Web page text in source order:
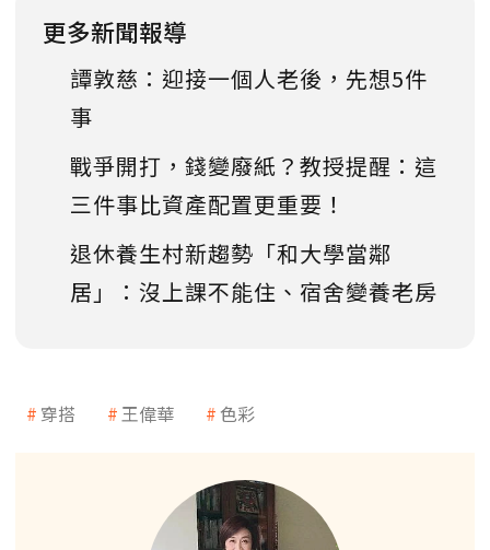
更多新聞報導
譚敦慈：迎接一個人老後，先想5件
事
戰爭開打，錢變廢紙？教授提醒：這
三件事比資產配置更重要！
退休養生村新趨勢「和大學當鄰
居」：沒上課不能住、宿舍變養老房
穿搭 王偉華 色彩